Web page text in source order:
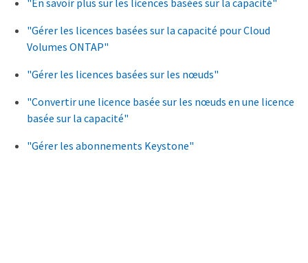
"Gérer les licences basées sur la capacité pour Cloud
Volumes ONTAP"
"Gérer les licences basées sur les nœuds"
"Convertir une licence basée sur les nœuds en une licence
basée sur la capacité"
"Gérer les abonnements Keystone"